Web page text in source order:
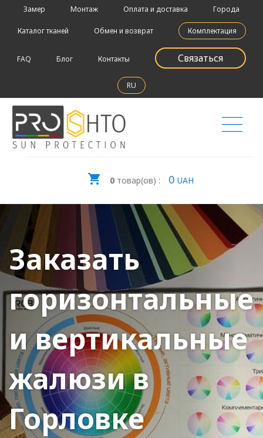
Замер Монтаж Оплата и доставка Города
Каталог тканей Обмен и возврат Комплектация
FAQ Блог Контакты Связаться
RU
0товар(ов) : 0 UAH
Заказать
горизонтальные
и вертикальные
жалюзи в
Горловке